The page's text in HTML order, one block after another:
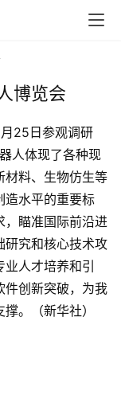
博览会
25日参观调研
人体现了各种现
材料、生物仿生等
造水平的重要标
，瞄准国际前沿进
研究和核心技术攻
人才培养和引
件创新突破，为我
。（新华社）